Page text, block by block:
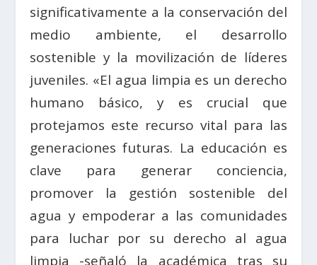
significativamente a la conservación del
medio ambiente, el desarrollo
sostenible y la movilización de líderes
juveniles. «El agua limpia es un derecho
humano básico, y es crucial que
protejamos este recurso vital para las
generaciones futuras. La educación es
clave para generar conciencia,
promover la gestión sostenible del
agua y empoderar a las comunidades
para luchar por su derecho al agua
limpia -señaló la académica tras su